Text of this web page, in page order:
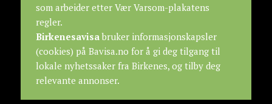
som arbeider etter Vær Varsom-plakatens
regler.
Birkenesavisabruker informasjonskapsler
(cookies) på Bavisa.no for å gi deg tilgang til
lokale nyhetssaker fra Birkenes, og tilby deg
relevante annonser.